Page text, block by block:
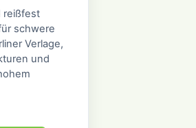
reißfest
schwere
Verlage,
und